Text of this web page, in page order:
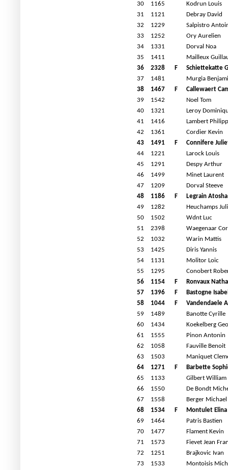
30
1165
Kodrun Louis
31
1121
Debray David
32
1229
Salpistro
33
1252
Ory Aurelien
34
1331
Dorval Noa
35
1411
Mailleux
36
2328 F
Schiettekatte
37
1481
Murgia
38
1467 F
Callewaert
39
1542
Noel Tom
40
1321
Leroy
41
1416
Lambert
42
1361
Cordier Kevin
43
1491 F
Connifere
44
1221
Larock Louis
45
1291
Despy Arthur
46
1499
Minet Laurent
47
1209
Dorval Steeve
48
1186 F
Legrain Atosha
49
1282
Heuchamps
50
1502
Wdnt Luc
51
2398
Waegenaar
52
1032
Warin Mattis
53
1425
Diris Yannis
54
1131
Molitor Loic
55
1295
Conobert
56
1154 F
Ronvaux
57
1396 F
Bastogne
58
1044 F
Vandendaele
59
1489
Banotte Cyrille
60
1434
Koekelberg
61
1555
Pinon Antonin
62
1058
Fauville Benoit
63
1503
Maniquet
64
1271 F
Barbette
65
1133
Gilbert William
66
1550
De Bondt
67
1558
Berger Michael
68
1534 F
Montulet Elina
69
1464
Patris Bastien
70
1477
Flament Kevin
71
1573
Fievet Jean
72
1251
Brajkovic Ivan
73
1533
Montoisis